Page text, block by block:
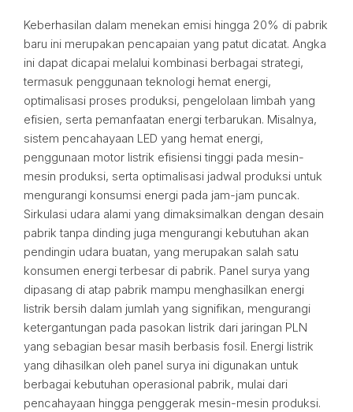
Keberhasilan dalam menekan emisi hingga 20% di pabrik
baru ini merupakan pencapaian yang patut dicatat. Angka
ini dapat dicapai melalui kombinasi berbagai strategi,
termasuk penggunaan teknologi hemat energi,
optimalisasi proses produksi, pengelolaan limbah yang
efisien, serta pemanfaatan energi terbarukan. Misalnya,
sistem pencahayaan LED yang hemat energi,
penggunaan motor listrik efisiensi tinggi pada mesin-
mesin produksi, serta optimalisasi jadwal produksi untuk
mengurangi konsumsi energi pada jam-jam puncak.
Sirkulasi udara alami yang dimaksimalkan dengan desain
pabrik tanpa dinding juga mengurangi kebutuhan akan
pendingin udara buatan, yang merupakan salah satu
konsumen energi terbesar di pabrik. Panel surya yang
dipasang di atap pabrik mampu menghasilkan energi
listrik bersih dalam jumlah yang signifikan, mengurangi
ketergantungan pada pasokan listrik dari jaringan PLN
yang sebagian besar masih berbasis fosil. Energi listrik
yang dihasilkan oleh panel surya ini digunakan untuk
berbagai kebutuhan operasional pabrik, mulai dari
pencahayaan hingga penggerak mesin-mesin produksi.